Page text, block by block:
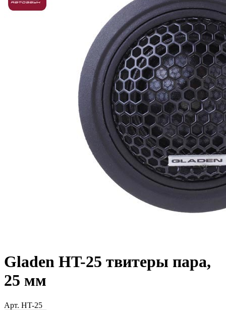
Gladen HT-25 твитеры пара,
25 мм
Арт. HT-25